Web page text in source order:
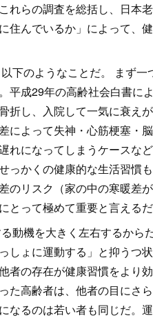
れらの調査を総括し、日本
住んでいるか」によって、
下のようなことだ。 まず一
平成29年の高齢社会白書に
折し、入院して一気に衰え
によって失神・心筋梗塞・
れになってしまうケースな
っかくの健康的な生活習慣
リスク（家の中の寒暖差
とって極めて重要と言えるだ
動機を大きく左右するから
しょに運動する」と抑うつ
者の存在が健康習慣をより
た高齢者は、他者の目にさ
なるのは若い者も同じだ。